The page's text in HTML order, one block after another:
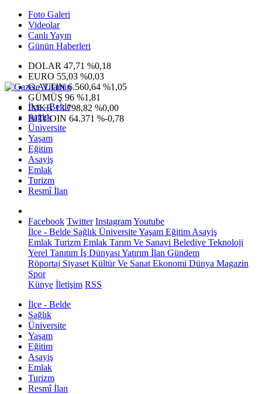
Foto Galeri
Videolar
Canlı Yayın
Günün Haberleri
DOLAR 47,71 %0,18
EURO 55,03 %0,03
G.ALTIN6.560,64 %1,05
GÜMÜŞ 96 %1,81
IMKB13.798,82 %0,00
BITCOIN 64.371 %-0,78
İlçe - Belde
Sağlık
Üniversite
Yaşam
Eğitim
Asayiş
Emlak
Turizm
Resmî İlan
Facebook Twitter InstagramYoutube
İlçe - Belde Sağlık ÜniversiteYaşam Eğitim Asayiş
Emlak Turizm Emlak Tarım Ve Sanayi Belediye Teknoloji
Yerel Tanıtım İş Dünyası Yatırım İlan Gündem
Röportaj Siyaset Kültür Ve Sanat Ekonomi Dünya Magazin
Spor
Künye İletişim RSS
İlçe - Belde
Sağlık
Üniversite
Yaşam
Eğitim
Asayiş
Emlak
Turizm
Resmî İlan